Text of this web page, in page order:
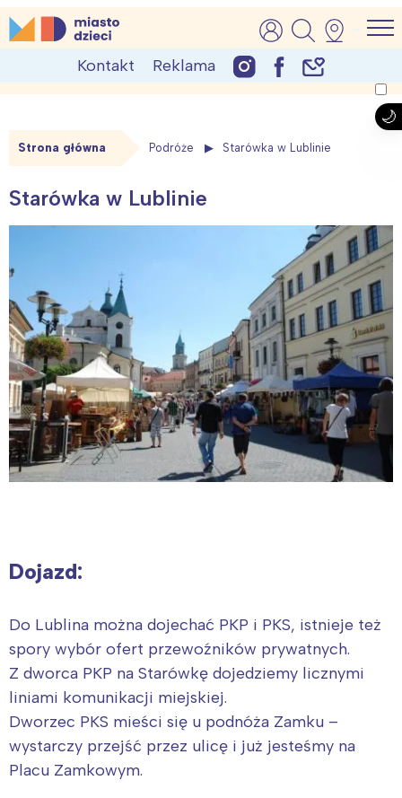
Skip
to
MiastoDzieci.pl
atrakcje dla dzieci, wydarzenia, imprezy rodzinne
Kontakt Reklama
Strona główna Podróże Starówka w Lublinie
Starówka w Lublinie
Dojazd:
Do Lublina można dojechać PKP i PKS, istnieje też
spory wybór ofert przewoźników prywatnych.
Z dworca PKP na Starówkę dojedziemy licznymi
liniami komunikacji miejskiej.
Dworzec PKS mieści się u podnóża Zamku –
wystarczy przejść przez ulicę i już jesteśmy na
Placu Zamkowym.